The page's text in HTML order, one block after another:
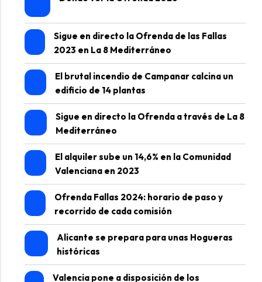
Sigue en directo la Ofrenda de las Fallas
2023 en La 8 Mediterráneo
El brutal incendio de Campanar calcina un
edificio de 14 plantas
Sigue en directo la Ofrenda a través de La 8
Mediterráneo
El alquiler sube un 14,6% en la Comunidad
Valenciana en 2023
Ofrenda Fallas 2024: horario de paso y
recorrido de cada comisión
Alicante se prepara para unas Hogueras
históricas
Valencia pone a disposición de los